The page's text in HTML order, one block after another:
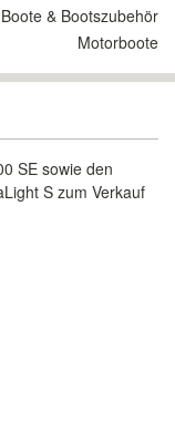
Boote & Bootszubehör
Motorboote
SE sowie den
S zum Verkauf